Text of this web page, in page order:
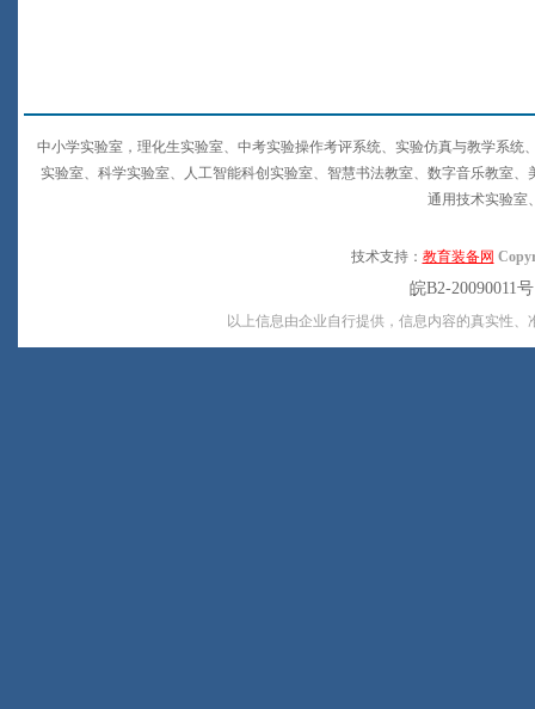
中小学实验室，理化生实验室、中考实验操作考评系统、实验仿真与教学系
实验室、科学实验室、人工智能科创实验室、智慧书法教室、数字音乐教室
通用技术实验室
技术支持： 教育装备网
皖B2-20090011
以上信息由企业自行提供，信息内容的真实性